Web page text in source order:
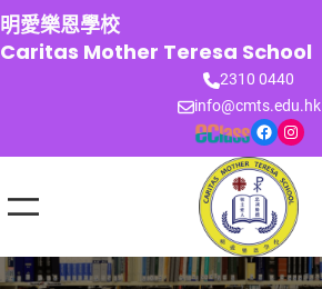
跳
至
主
明愛樂恩學校
Caritas Mother Teresa School
2310 0440
info@cmts.edu.hk
Facebook Instagram